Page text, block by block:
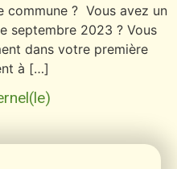
commune ? Vous avez un
septembre 2023 ? Vous
dans votre première
à […]